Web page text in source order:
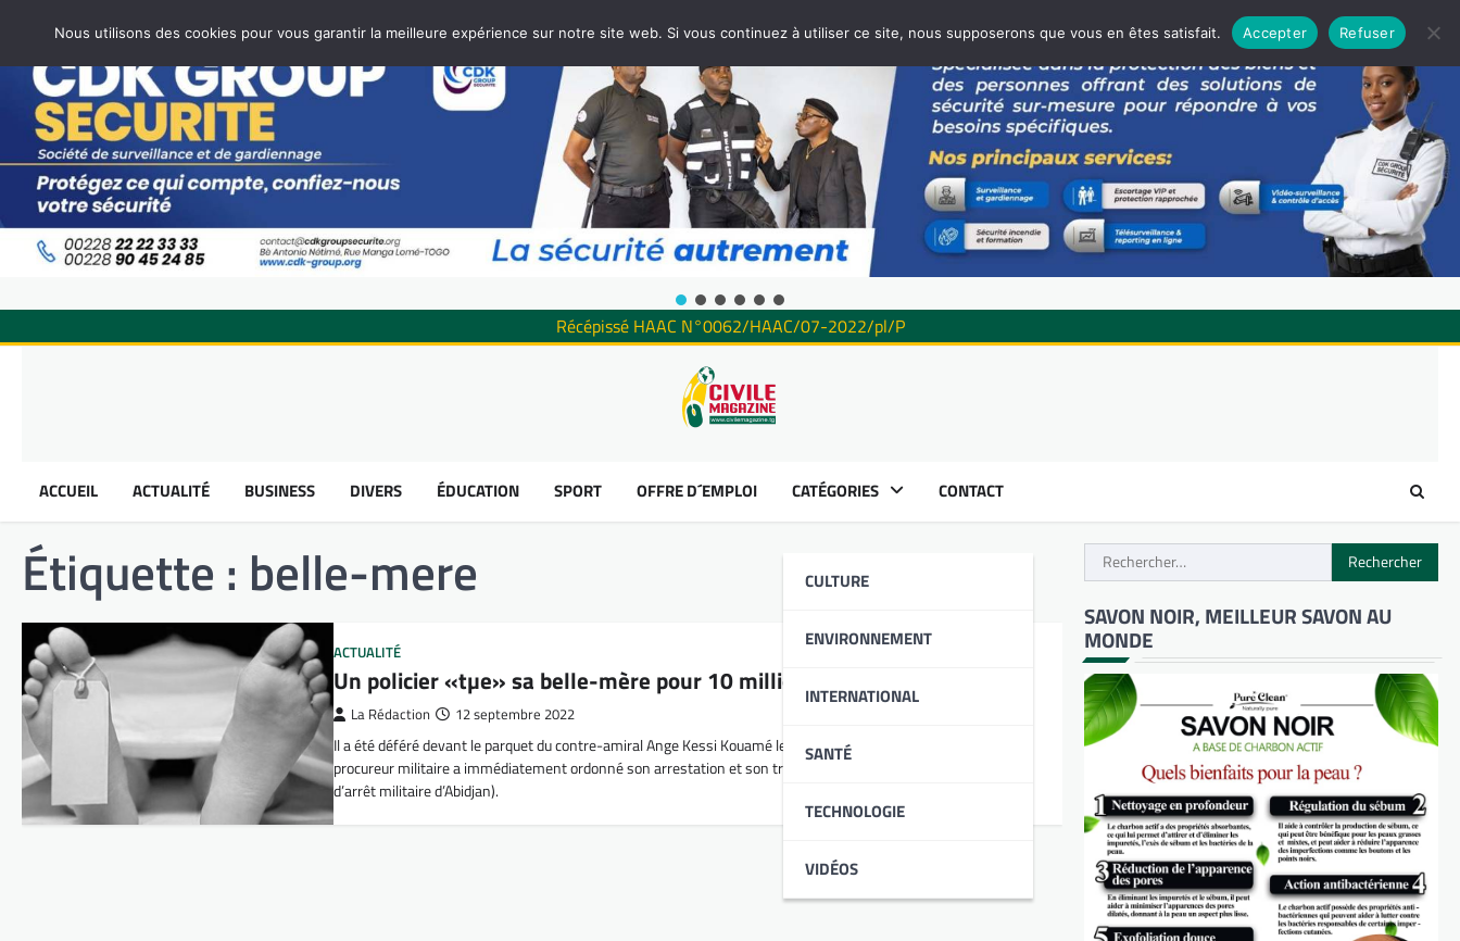
Récépissé HAAC N°0062/HAAC/07-2022/pl/P
ACCUEIL ACTUALITÉ BUSINESS DIVERS ÉDUCATION SPORT OFFRE D´EMPLOI CATÉGORIES
CULTURE
ENVIRONNEMENT
INTERNATIONAL
SANTÉ
TECHNOLOGIE
VIDÉOS
CONTACT
Étiquette : belle-mere
ACTUALITÉ
Un policier «tµe» sa belle-mère pour 10 millions FCFA
La Rédaction 12 septembre 2022
Il a été déféré devant le parquet du contre-amiral Ange Kessi Kouamé le jeudi 8 septembre 2022. Le
procureur militaire a immédiatement ordonné son arrestation et son transfèrement à la MAMA (Maison
d’arrêt militaire d’Abidjan).
Rechercher :
SAVON NOIR, MEILLEUR SAVON AU
MONDE
Nous utilisons des cookies pour vous garantir la meilleure expérience sur notre site web. Si vous continuez à utiliser ce site, nous supposerons que vous en êtes satisfait. Accepter Refuser